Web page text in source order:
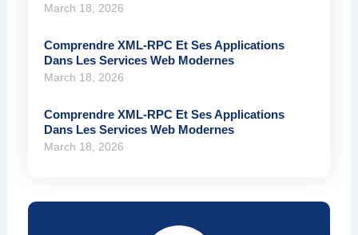
March 18, 2026
Comprendre XML-RPC Et Ses Applications
Dans Les Services Web Modernes
March 18, 2026
Comprendre XML-RPC Et Ses Applications
Dans Les Services Web Modernes
March 18, 2026